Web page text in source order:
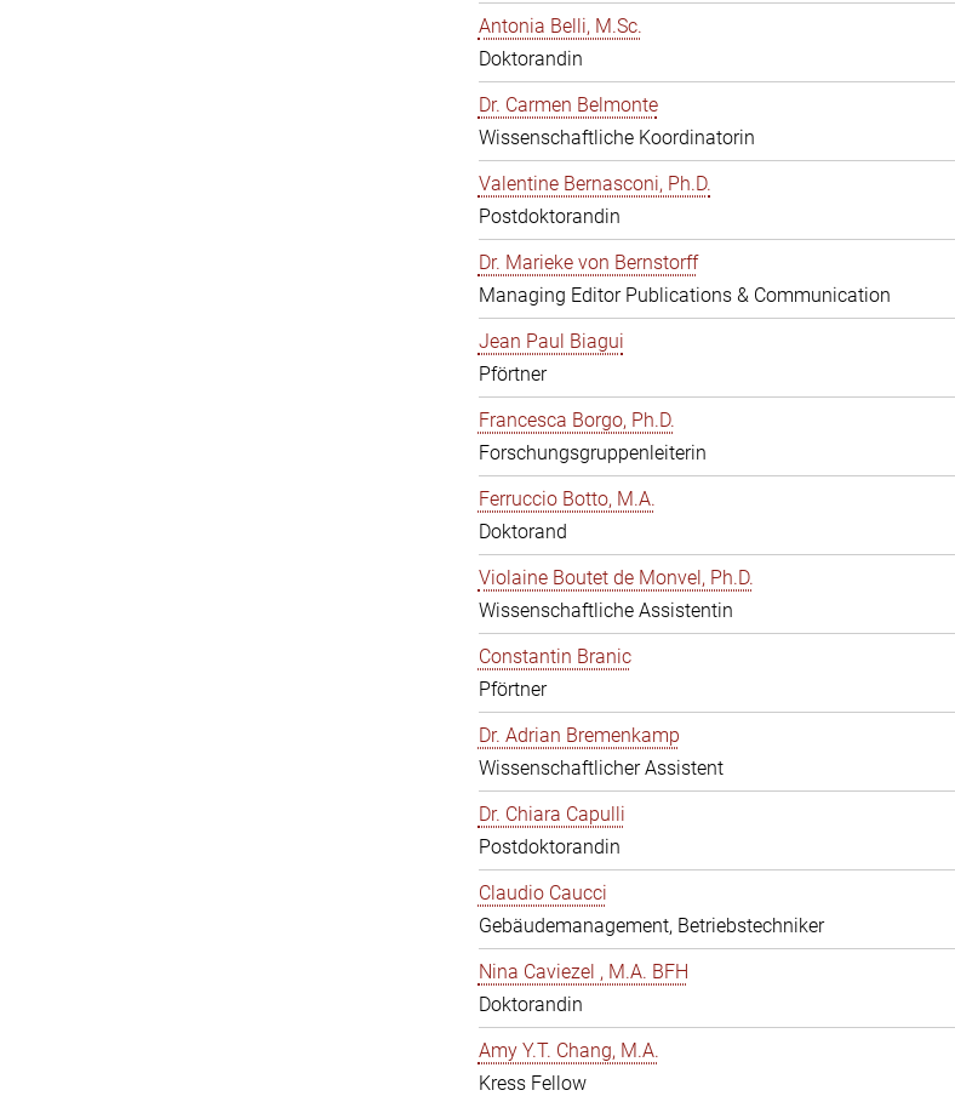
Antonia Belli, M.Sc.
Doktorandin
Dr. Carmen Belmonte
Wissenschaftliche Koordinatorin
Valentine Bernasconi, Ph.D.
Postdoktorandin
Dr. Marieke von Bernstorff
Managing Editor Publications & Communication
Jean Paul Biagui
Pförtner
Francesca Borgo, Ph.D.
Forschungsgruppenleiterin
Ferruccio Botto, M.A.
Doktorand
Violaine Boutet de Monvel, Ph.D.
Wissenschaftliche Assistentin
Constantin Branic
Pförtner
Dr. Adrian Bremenkamp
Wissenschaftlicher Assistent
Dr. Chiara Capulli
Postdoktorandin
Claudio Caucci
Gebäudemanagement, Betriebstechniker
Nina Caviezel , M.A. BFH
Doktorandin
Amy Y.T. Chang, M.A.
Kress Fellow